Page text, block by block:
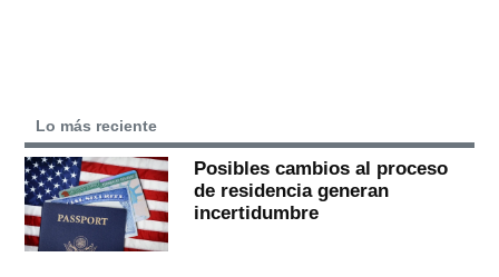
Lo más reciente
Posibles cambios al proceso
de residencia generan
incertidumbre